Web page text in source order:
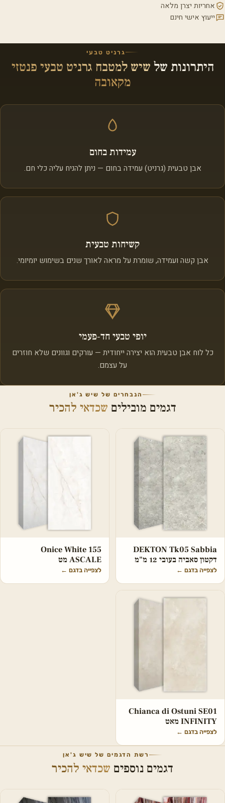
אחריות יצרן מלאה
ייעוץ אישי חינם
גרניט טבעי
היתרונות של שיש למטבח גרניט טבעי פנטזי
מקאובה
עמידות בחום
אבן טבעית (גרניט) עמידה בחום — ניתן להניח עליה כלי חם.
קשיחות טבעית
אבן קשה ועמידה, שומרת על מראה לאורך שנים בשימוש יומיומי.
יופי טבעי חד‑פעמי
כל לוח אבן טבעית הוא יצירה ייחודית — עורקים וגוונים שלא חוזרים
על עצמם.
הנבחרים של שיש ג'אן
דגמים מובילים שכדאי להכיר
DEKTON Tk05 Sabbia
דקטון סאביה בעובי 12 מ"מ
לצפייה בדגם ←
Onice White 155
ASCALE מט
לצפייה בדגם ←
Chianca di Ostuni SE01
INFINITY מאט
לצפייה בדגם ←
רשת הדגמים של שיש ג'אן
דגמים נוספים שכדאי להכיר